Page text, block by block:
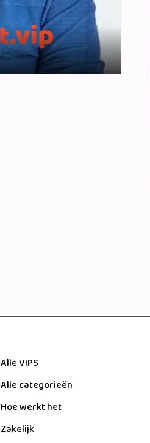
Alle VIPS
Alle categorieën
Hoe werkt het
Zakelijk